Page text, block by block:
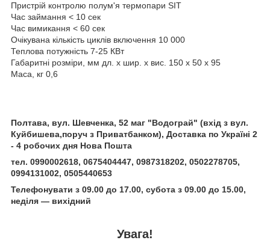
Пристрій контролю полум'я термопари SIT
Час займання < 10 сек
Час вимикання < 60 сек
Очікувана кількість циклів включення 10 000
Теплова потужність 7-25 КВт
Габаритні розміри, мм дл. х шир. х вис. 150 х 50 х 95
Маса, кг 0,6
Полтава, вул. Шевченка, 52 маг "Водограй" (вхід з вул.
Куйбишева,поруч з Приватбанком), Доставка по Україні 2
- 4 робочих дня Нова Пошта
тел. 0990002618, 0675404447, 0987318202, 0502278705,
0994131002, 0505440653
Телефонувати з 09.00 до 17.00, субота з 09.00 до 15.00,
неділя ― вихідний
Увага!